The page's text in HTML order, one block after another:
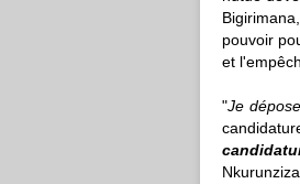
pouvoir
et
"Je